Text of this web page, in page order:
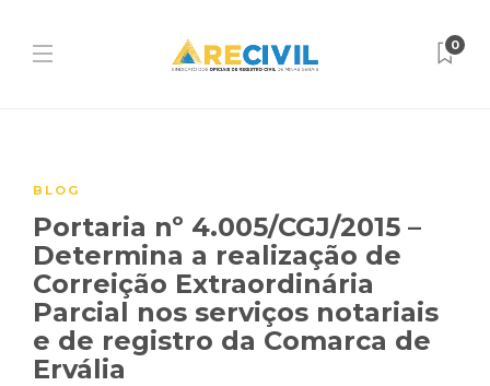
0
BLOG
Portaria nº 4.005/CGJ/2015 –
Determina a realização de
Correição Extraordinária
Parcial nos serviços notariais
e de registro da Comarca de
Ervália